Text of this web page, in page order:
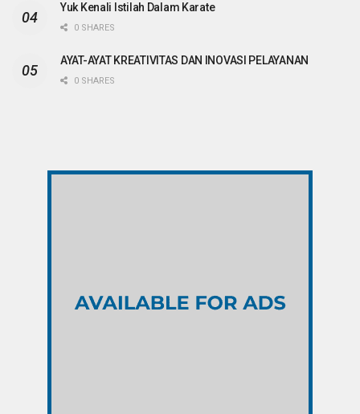
Yuk Kenali Istilah Dalam Karate
0 SHARES
AYAT-AYAT KREATIVITAS DAN INOVASI PELAYANAN
0 SHARES